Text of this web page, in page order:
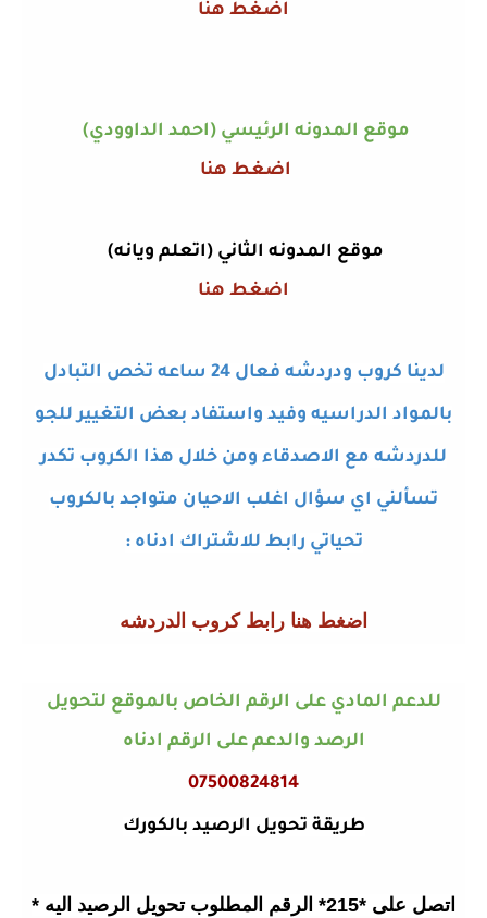
اضغط هنا
موقع المدونه الرئيسي (احمد الداوودي)
اضغط هنا
موقع المدونه الثاني (اتعلم ويانه)
اضغط هنا
لدينا كروب ودردشه فعال 24 ساعه تخص التبادل
بالمواد الدراسيه وفيد واستفاد بعض التغيير للجو
للدردشه مع الاصدقاء ومن خلال هذا الكروب تكدر
تسألني اي سؤال اغلب الاحيان متواجد بالكروب
تحياتي رابط للاشتراك ادناه:
اضغط هنا رابط كروب الدردشه
للدعم المادي على الرقم الخاص بالموقع لتحويل
الرصد والدعم على الرقم ادناه
07500824814
طريقة تحويل الرصيد بالكورك
اتصل على *215* الرقم المطلوب تحويل الرصيد اليه *